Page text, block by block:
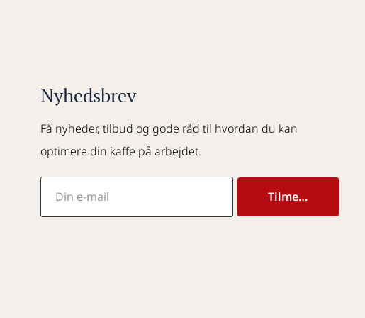
Nyhedsbrev
Få nyheder, tilbud og gode råd til hvordan du kan
optimere din kaffe på arbejdet.
Tilmeld